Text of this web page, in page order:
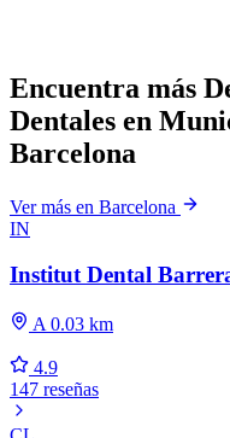
Encuentra más
Dentales en
Barcelona
Ver más en Barcelona
IN
Institut Dental
A 0.03 km
4.9
147 reseñas